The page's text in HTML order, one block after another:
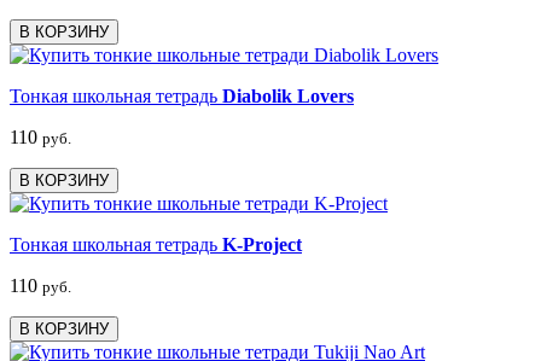
В КОРЗИНУ
Тонкая школьная тетрадь Diabolik Lovers
110 руб.
В КОРЗИНУ
Тонкая школьная тетрадь K-Project
110 руб.
В КОРЗИНУ